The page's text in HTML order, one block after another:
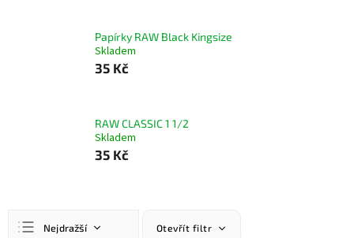
Papírky RAW Black Kingsize
Skladem
35 Kč
RAW CLASSIC 1 1/2
Skladem
35 Kč
Nejdražší Otevřít filtr